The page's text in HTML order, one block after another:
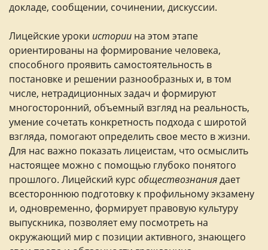
докладе, сообщении, сочинении, дискуссии.
Лицейские уроки истории на этом этапе
ориентированы на формирование человека,
способного проявить самостоятельность в
постановке и решении разнообразных и, в том
числе, нетрадиционных задач и формируют
многосторонний, объемный взгляд на реальность,
умение сочетать конкретность подхода с широтой
взгляда, помогают определить свое место в жизни.
Для нас важно показать лицеистам, что осмыслить
настоящее можно с помощью глубоко понятого
прошлого. Лицейский курс обществознаниядает
всестороннюю подготовку к профильному экзамену
и, одновременно, формирует правовую культуру
выпускника, позволяет ему посмотреть на
окружающий мир с позиции активного, знающего